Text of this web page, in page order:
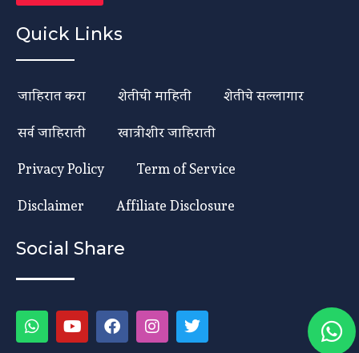
Quick Links
जाहिरात करा शेतीची माहिती
शेतीचे सल्लागार
सर्व जाहिराती
खात्रीशीर जाहिराती
Privacy Policy
Term of Service
Disclaimer
Affiliate Disclosure
Social Share